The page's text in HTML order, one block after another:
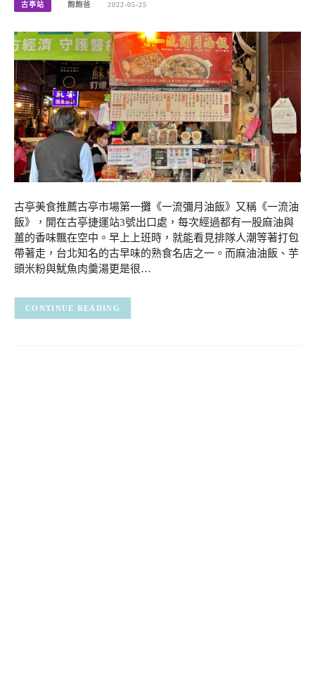
古亭站 飽飽爸 2022-05-25
古亭美食推薦古亭市場第一攤《一流彌月油飯》又稱《一流油
飯》，開在古亭捷運站3號出口處，每次經過都有一股麻油與
薑的香味飄在空中。早上上班時，就能看見排隊人潮等著打包
帶著走，台北知名的古早味的熟食名店之一。而麻油油飯、芋
頭米粉與魷魚肉羹湯更是很…
CONTINUE READING